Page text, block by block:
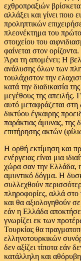
εχθροπραξιών
αλλάξει και γίνει ποιο
προληπτικών
πλεονέκτημα του
στοιχείου του
φαίνεται στον ορίζοντα.
Άρα τη απομένει; Η
ανάλυσης όλων των
τουλάχιστον την
κατά την διαδικασία
μεγέθους της απειλής.
αυτό μεταφράζεται
δικτύου έγκαιρης
παράκτιας άμυνας, της
επιτήρησης ακτών
Η ορθή εκτίμηση και
ενέργειας είναι μια
χώρα σαν την Ελλάδα, η
αμυντικό δόγμα. Η
συλλεχθούν
πληροφορίες, αλλά στο
και θα αξιολογηθούν
εάν η Ελλάδα
γνωρίζει εκ των
Τουρκίας θα
ελληνοτουρκικών
δεν αξίζει τίποτα εάν
κατάλληλη και